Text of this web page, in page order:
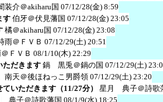
装介＠akiharu国 07/12/28(金) 8:59
す 伯牙＠伏見藩国 07/12/28(金) 23:05
橘＠akiharu国 07/12/28(金) 23:08
雨＠ＦＶＢ 07/12/29(土) 20:51
ＦＶＢ 08/1/10(木) 22:29
ただきます 鍋 黒兎＠鍋の国 07/12/29(土)
南天＠後ほねっこ男爵領 07/12/29(土) 23:20
いただきます（11/27分）
星月 典子＠詩歌
典子＠詩歌藩国 08/1/9(水) 18:25